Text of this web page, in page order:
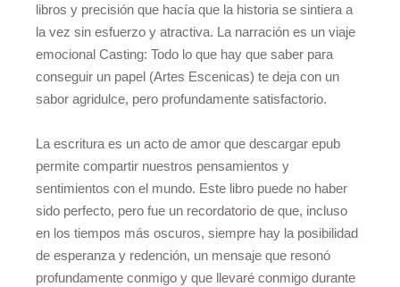
libros y precisión que hacía que la historia se sintiera a
la vez sin esfuerzo y atractiva. La narración es un viaje
emocional Casting: Todo lo que hay que saber para
conseguir un papel (Artes Escenicas) te deja con un
sabor agridulce, pero profundamente satisfactorio.
La escritura es un acto de amor que descargar epub
permite compartir nuestros pensamientos y
sentimientos con el mundo. Este libro puede no haber
sido perfecto, pero fue un recordatorio de que, incluso
en los tiempos más oscuros, siempre hay la posibilidad
de esperanza y redención, un mensaje que resonó
profundamente conmigo y que llevaré conmigo durante